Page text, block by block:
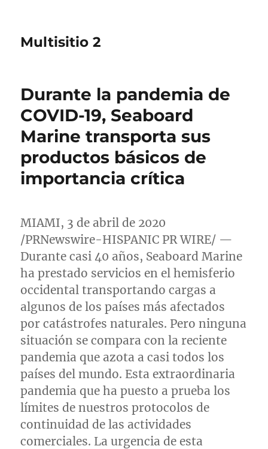
Multisitio 2
Durante la pandemia de
COVID-19, Seaboard
Marine transporta sus
productos básicos de
importancia crítica
MIAMI, 3 de abril de 2020
/PRNewswire-HISPANIC PR WIRE/ —
Durante casi 40 años, Seaboard Marine
ha prestado servicios en el hemisferio
occidental transportando cargas a
algunos de los países más afectados
por catástrofes naturales. Pero ninguna
situación se compara con la reciente
pandemia que azota a casi todos los
países del mundo. Esta extraordinaria
pandemia que ha puesto a prueba los
límites de nuestros protocolos de
continuidad de las actividades
comerciales. La urgencia de esta